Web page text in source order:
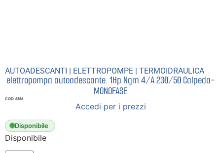
AUTOADESCANTI | ELETTROPOMPE | TERMOIDRAULICA
elettropompa autoadescante. 1Hp Ngm 4/A 230/50 Calpeda-
MONOFASE
COD: 6386
Accedi per i prezzi
Disponibile
Disponibile